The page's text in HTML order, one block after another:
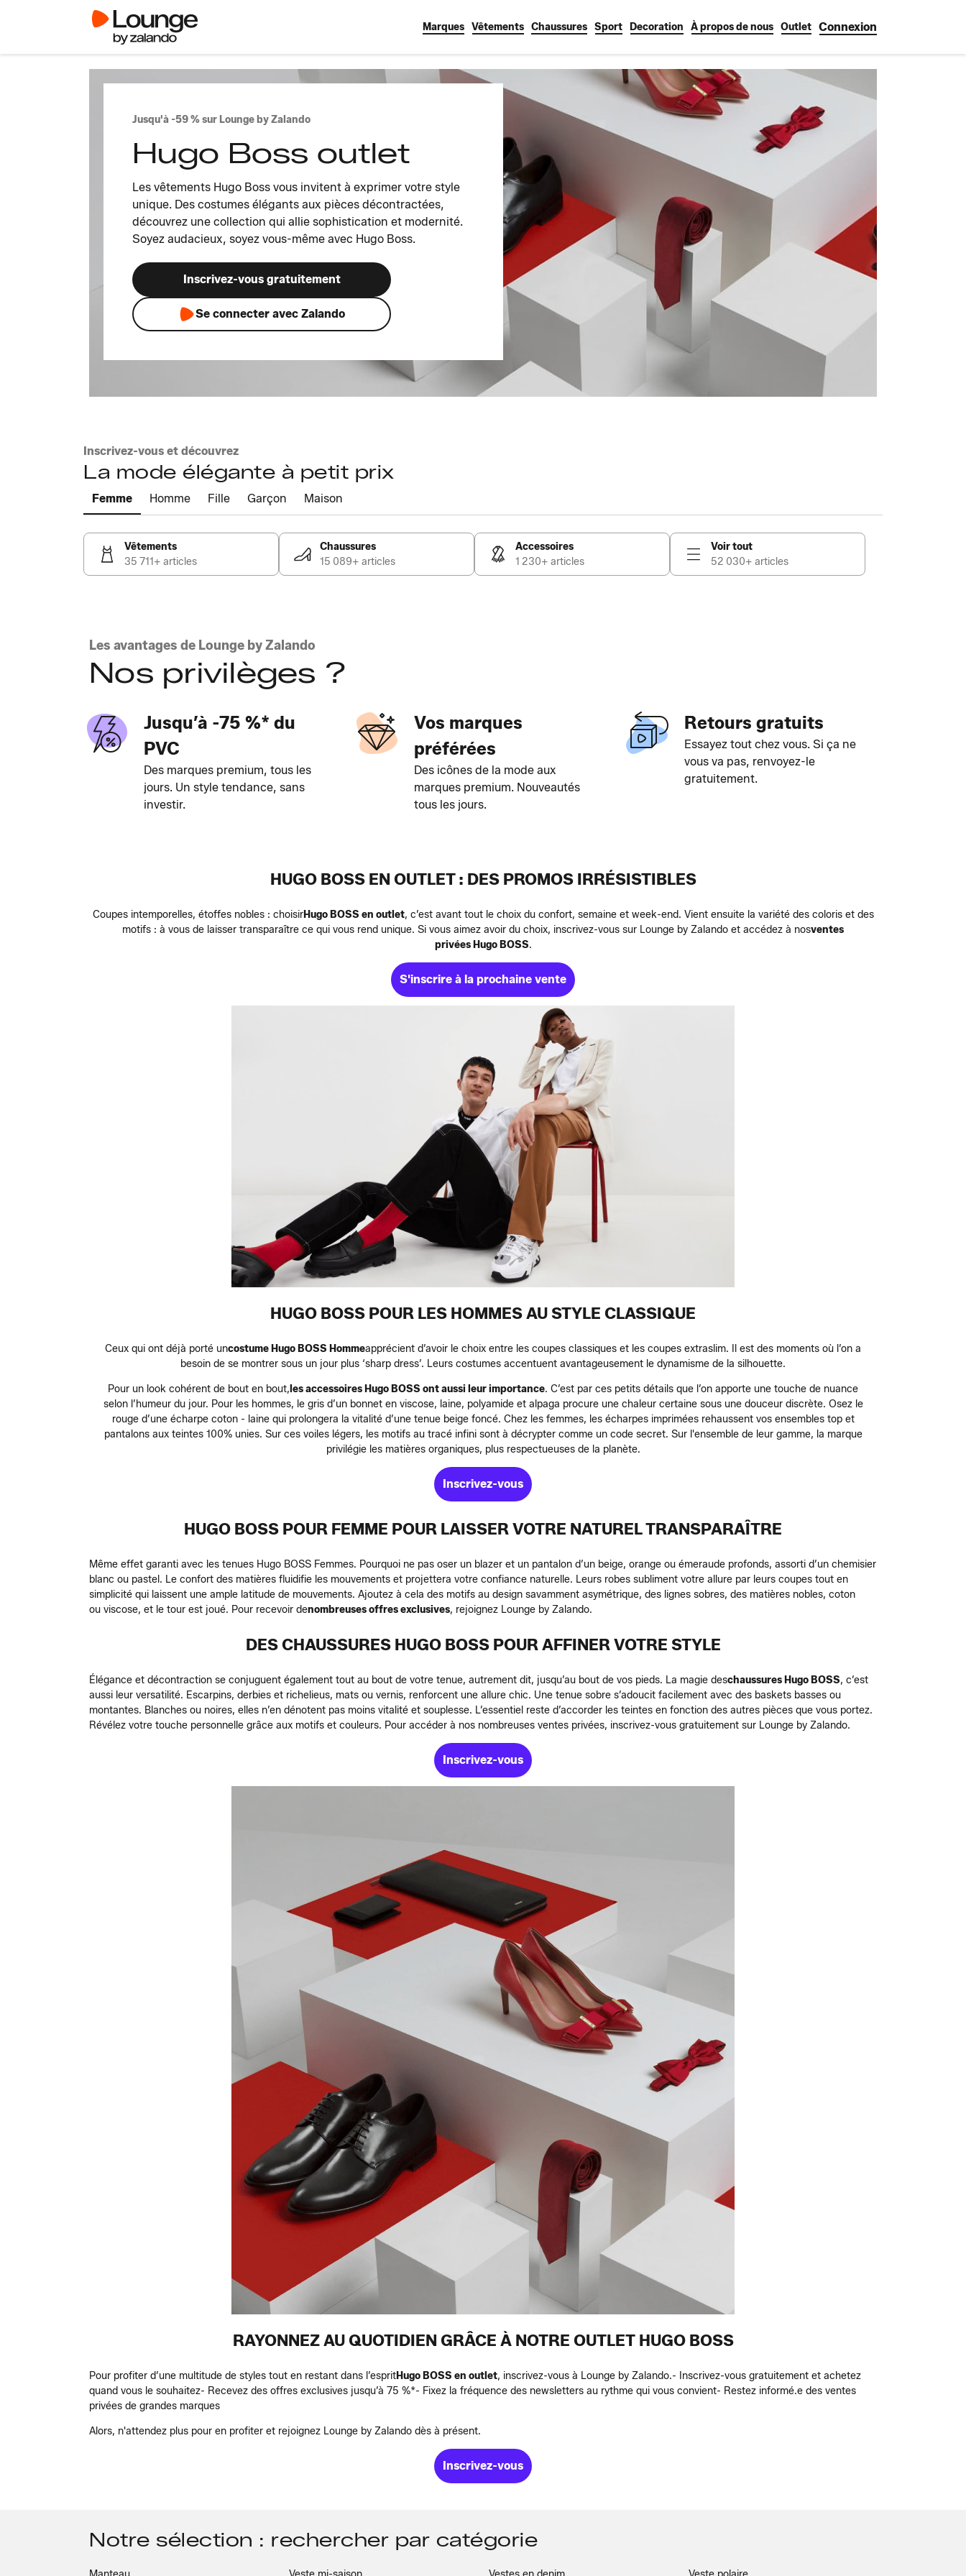
Marques Vêtements Chaussures Sport Decoration À propos de nous Outlet Connexion
Jusqu'à -59 % sur Lounge by Zalando
Hugo Boss outlet
Les vêtements Hugo Boss vous invitent à exprimer votre style
unique. Des costumes élégants aux pièces décontractées,
découvrez une collection qui allie sophistication et modernité.
Soyez audacieux, soyez vous-même avec Hugo Boss.
Inscrivez-vous gratuitement
Se connecter avec Zalando
Inscrivez-vous et découvrez
La mode élégante à petit prix
Femme Homme Fille Garçon Maison
Vêtements
35 711+ articles
Chaussures
15 089+ articles
Accessoires
1 230+ articles
Voir tout
52 030+ articles
Les avantages de Lounge by Zalando
Nos privilèges ?
Jusqu’à -75 %* du
PVC
Des marques premium, tous les
jours. Un style tendance, sans
investir.
Vos marques
préférées
Des icônes de la mode aux
marques premium. Nouveautés
tous les jours.
Retours gratuits
Essayez tout chez vous. Si ça ne
vous va pas, renvoyez-le
gratuitement.
HUGO BOSS EN OUTLET : DES PROMOS IRRÉSISTIBLES
Coupes intemporelles, étoffes nobles : choisirHugo BOSS en outlet, c’est avant tout le choix du confort, semaine et week-end. Vient ensuite la variété des coloris et des
motifs : à vous de laisser transparaître ce qui vous rend unique. Si vous aimez avoir du choix, inscrivez-vous sur Lounge by Zalando et accédez à nosventes
privées Hugo BOSS.
S'inscrire à la prochaine vente
HUGO BOSS POUR LES HOMMES AU STYLE CLASSIQUE
Ceux qui ont déjà porté uncostume Hugo BOSS Hommeapprécient d’avoir le choix entre les coupes classiques et les coupes extraslim. Il est des moments où l’on a
besoin de se montrer sous un jour plus ‘sharp dress’. Leurs costumes accentuent avantageusement le dynamisme de la silhouette.
Pour un look cohérent de bout en bout, les accessoires Hugo BOSS ont aussi leur importance. C’est par ces petits détails que l’on apporte une touche de nuance
selon l’humeur du jour. Pour les hommes, le gris d’un bonnet en viscose, laine, polyamide et alpaga procure une chaleur certaine sous une douceur discrète. Osez le
rouge d’une écharpe coton - laine qui prolongera la vitalité d’une tenue beige foncé. Chez les femmes, les écharpes imprimées rehaussent vos ensembles top et
pantalons aux teintes 100% unies. Sur ces voiles légers, les motifs au tracé infini sont à décrypter comme un code secret. Sur l'ensemble de leur gamme, la marque
privilégie les matières organiques, plus respectueuses de la planète.
Inscrivez-vous
HUGO BOSS POUR FEMME POUR LAISSER VOTRE NATUREL TRANSPARAÎTRE
Même effet garanti avec les tenues Hugo BOSS Femmes. Pourquoi ne pas oser un blazer et un pantalon d’un beige, orange ou émeraude profonds, assorti d’un chemisier
blanc ou pastel. Le confort des matières fluidifie les mouvements et projettera votre confiance naturelle. Leurs robes subliment votre allure par leurs coupes tout en
simplicité qui laissent une ample latitude de mouvements. Ajoutez à cela des motifs au design savamment asymétrique, des lignes sobres, des matières nobles, coton
ou viscose, et le tour est joué. Pour recevoir denombreuses offres exclusives, rejoignez Lounge by Zalando.
DES CHAUSSURES HUGO BOSS POUR AFFINER VOTRE STYLE
Élégance et décontraction se conjuguent également tout au bout de votre tenue, autrement dit, jusqu’au bout de vos pieds. La magie deschaussures Hugo BOSS, c’est
aussi leur versatilité. Escarpins, derbies et richelieus, mats ou vernis, renforcent une allure chic. Une tenue sobre s’adoucit facilement avec des baskets basses ou
montantes. Blanches ou noires, elles n’en dénotent pas moins vitalité et souplesse. L’essentiel reste d’accorder les teintes en fonction des autres pièces que vous portez.
Révélez votre touche personnelle grâce aux motifs et couleurs. Pour accéder à nos nombreuses ventes privées, inscrivez-vous gratuitement sur Lounge by Zalando.
Inscrivez-vous
RAYONNEZ AU QUOTIDIEN GRÂCE À NOTRE OUTLET HUGO BOSS
Pour profiter d’une multitude de styles tout en restant dans l’espritHugo BOSS en outlet, inscrivez-vous à Lounge by Zalando.- Inscrivez-vous gratuitement et achetez
quand vous le souhaitez- Recevez des offres exclusives jusqu’à 75 %*- Fixez la fréquence des newsletters au rythme qui vous convient- Restez informé.e des ventes
privées de grandes marques
Alors, n'attendez plus pour en profiter et rejoignez Lounge by Zalando dès à présent.
Inscrivez-vous
Notre sélection : rechercher par catégorie